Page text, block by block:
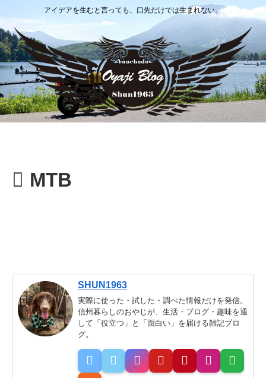
アイデアを生むと言っても、口先だけでは生まれない。
MTB
SHUN1963
実際に使った・試した・調べた情報だけを発信。
信州暮らしのおやじが、生活・ブログ・趣味を通
して「役立つ」と「面白い」を届ける雑記ブロ
グ。